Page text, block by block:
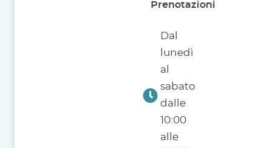
Prenotazioni
Dal
lunedì
al
sabato
dalle
10:00
alle